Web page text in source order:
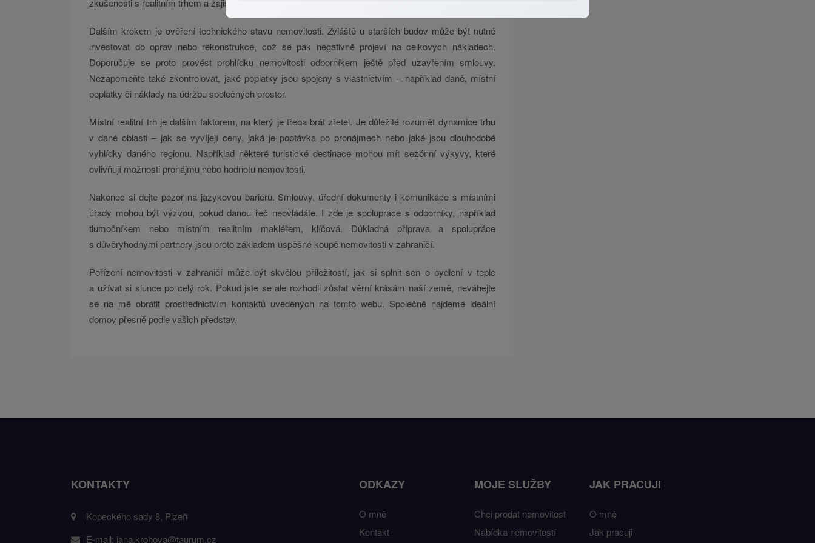
zkušenosti s realitním trhem a zajistí, že vše proběhne podle zákona.
Dalším krokem je ověření technického stavu nemovitosti. Zvláště u starších budov může být nutné
investovat do oprav nebo rekonstrukce, což se pak negativně projeví na celkových nákladech.
Doporučuje se proto provést prohlídku nemovitosti odborníkem ještě před uzavřením smlouvy.
Nezapomeňte také zkontrolovat, jaké poplatky jsou spojeny s vlastnictvím – například daně, místní
poplatky či náklady na údržbu společných prostor.
Místní realitní trh je dalším faktorem, na který je třeba brát zřetel. Je důležité rozumět dynamice trhu
v dané oblasti – jak se vyvíjejí ceny, jaká je poptávka po pronájmech nebo jaké jsou dlouhodobé
vyhlídky daného regionu. Například některé turistické destinace mohou mít sezónní výkyvy, které
ovlivňují možnosti pronájmu nebo hodnotu nemovitosti.
Nakonec si dejte pozor na jazykovou bariéru. Smlouvy, úřední dokumenty i komunikace s místními
úřady mohou být výzvou, pokud danou řeč neovládáte. I zde je spolupráce s odborníky, například
tlumočníkem nebo místním realitním makléřem, klíčová. Důkladná příprava a spolupráce
s důvěryhodnými partnery jsou proto základem úspěšné koupě nemovitosti v zahraničí.
Pořízení nemovitosti v zahraničí může být skvělou příležitostí, jak si splnit sen o bydlení v teple
a užívat si slunce po celý rok. Pokud jste se ale rozhodli zůstat věrní krásám naší země, neváhejte
se na mě obrátit prostřednictvím kontaktů uvedených na tomto webu. Společně najdeme ideální
domov přesně podle vašich představ.
KONTAKTY
Kopeckého sady 8, Plzeň
E-mail: jana.krohova@taurum.cz
ODKAZY
O mně
Kontakt
MOJE SLUŽBY
Chci prodat nemovitost
Nabídka nemovitostí
JAK PRACUJI
O mně
Jak pracuji